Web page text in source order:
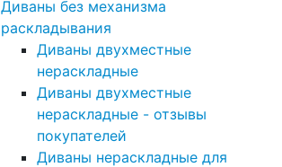
Диваны без механизма
раскладывания
Диваны двухместные
нераскладные
Диваны двухместные
нераскладные - отзывы
покупателей
Диваны нераскладные для